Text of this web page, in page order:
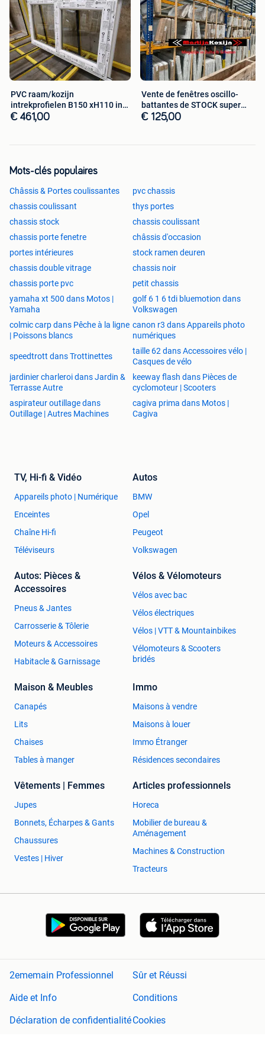
Bezorgkosten: € 75,00
Actuele levertijd: 3 tot 7 werkdagen
Bezorging gaat altijd in overleg met de klant
Martijn Kozijn Schoten (Antwerpen)
Wijnegembaan 2 unit 18
2900 Schoten (BE) Antwerpen
Tel: 0032-38274729
Schoten@martijnkozijn.be
PVC raam/kozijn
intrekprofielen B150 xH110 in
voorraad nieuw
€ 461,00
Vente de fenêtres oscillo-
battantes de STOCK super
isolant!
€ 125,00
Mots-clés populaires
Châssis & Portes coulissantes
pvc chassis
chassis coulissant
thys portes
chassis stock
chassis coulissant
chassis porte fenetre
châssis d'occasion
portes intérieures
stock ramen deuren
chassis double vitrage
chassis noir
chassis porte pvc
petit chassis
yamaha xt 500 dans Motos |
Yamaha
golf 6 1 6 tdi bluemotion dans
Volkswagen
colmic carp dans Pêche à la ligne
| Poissons blancs
canon r3 dans Appareils photo
numériques
speedtrott dans Trottinettes
taille 62 dans Accessoires vélo |
Casques de vélo
jardinier charleroi dans Jardin &
Terrasse Autre
keeway flash dans Pièces de
cyclomoteur | Scooters
aspirateur outillage dans
Outillage | Autres Machines
cagiva prima dans Motos |
Cagiva
TV, Hi-fi & Vidéo
Appareils photo | Numérique
Enceintes
Chaîne Hi-fi
Téléviseurs
Autos
BMW
Opel
Peugeot
Volkswagen
Autos: Pièces &
Accessoires
Pneus & Jantes
Carrosserie & Tôlerie
Moteurs & Accessoires
Habitacle & Garnissage
Vélos & Vélomoteurs
Vélos avec bac
Vélos électriques
Vélos | VTT & Mountainbikes
Vélomoteurs & Scooters
bridés
Maison & Meubles
Canapés
Lits
Chaises
Tables à manger
Immo
Maisons à vendre
Maisons à louer
Immo Étranger
Résidences secondaires
Vêtements | Femmes
Jupes
Bonnets, Écharpes & Gants
Chaussures
Vestes | Hiver
Articles professionnels
Horeca
Mobilier de bureau &
Aménagement
Machines & Construction
Tracteurs
2ememain Professionnel
Sûr et Réussi
Aide et Info
Conditions
Déclaration de confidentialitéCookies